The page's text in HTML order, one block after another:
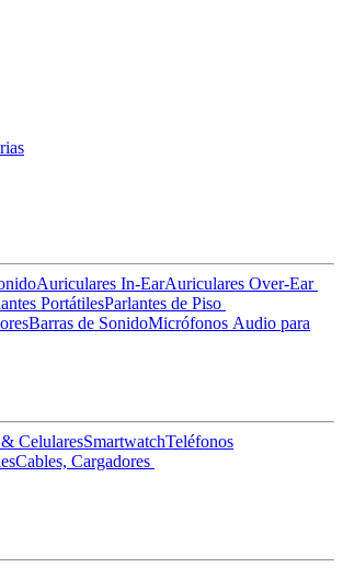
Auriculares In-EarAuriculares Over-Ear
PortátilesParlantes de Piso
Barras de SonidoMicrófonos Audio para
CelularesSmartwatchTeléfonos
Cables, Cargadores